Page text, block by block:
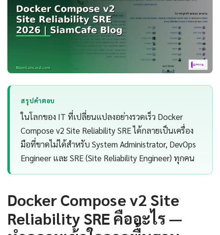
สรุปคำตอบ
ในโลกของ IT ที่เปลี่ยนแปลงอย่างรวดเร็ว Docker
Compose v2 Site Reliability SRE ได้กลายเป็นเครื่อง
มือที่ขาดไม่ได้สำหรับ System Administrator, DevOps
Engineer และ SRE (Site Reliability Engineer) ทุกคน
Docker Compose v2 Site
Reliability SRE คืออะไร —